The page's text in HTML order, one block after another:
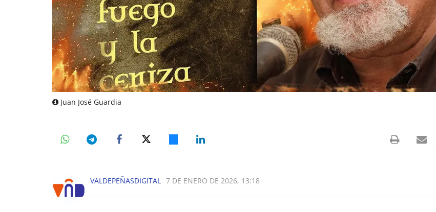
Juan José Guardia
VALDEPEÑASDIGITAL 7 DE ENERO DE 2026, 13:18